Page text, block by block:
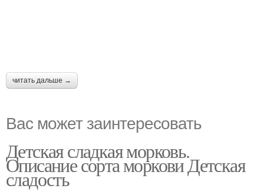
читать дальше →
Вас может заинтересовать
Детская сладкая морковь.
Описание сорта моркови Детская
сладость